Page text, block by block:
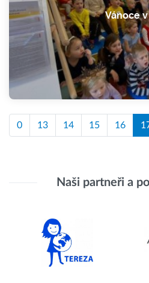
Vánoce v
0 13 14 15 16
Naši partneři a